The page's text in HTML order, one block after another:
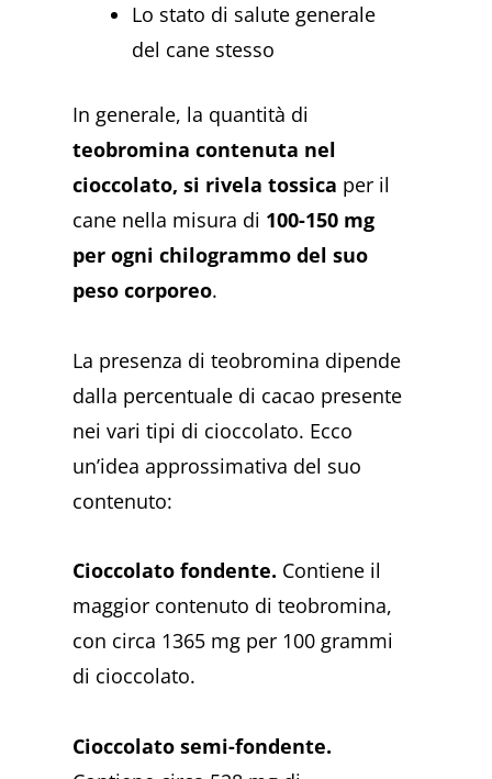
Lo stato di salute generale
del cane stesso
In generale, la quantità di
teobromina contenuta nel
cioccolato, si rivela tossica per il
cane nella misura di 100-150 mg
per ogni chilogrammo del suo
peso corporeo.
La presenza di teobromina dipende
dalla percentuale di cacao presente
nei vari tipi di cioccolato. Ecco
un’idea approssimativa del suo
contenuto:
Cioccolato fondente. Contiene il
maggior contenuto di teobromina,
con circa 1365 mg per 100 grammi
di cioccolato.
Cioccolato semi-fondente.